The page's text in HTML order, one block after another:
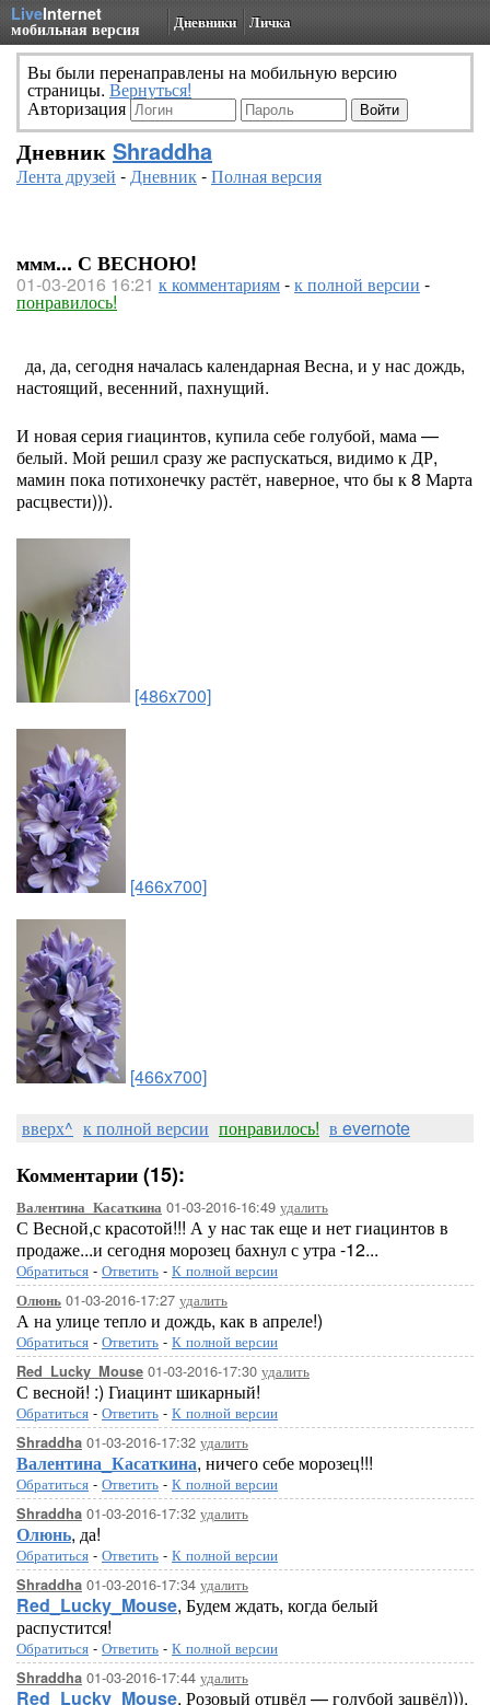
LiveInternet
мобильная версия Дневники Личка
Вы были перенаправлены на мобильную версию
страницы. Вернуться!
Авторизация
Дневник Shraddha
Лента друзей -Дневник-Полная версия
ммм... С ВЕСНОЮ!
01-03-2016 16:21 к комментариям-к полной версии -
понравилось!
да, да, сегодня началась календарная Весна, и у нас дождь,
настоящий, весенний, пахнущий.
И новая серия гиацинтов, купила себе голубой, мама —
белый. Мой решил сразу же распускаться, видимо к ДР,
мамин пока потихонечку растёт, наверное, что бы к 8 Марта
расцвести))).
[486x700]
[466x700]
[466x700]
вверх^ к полной версии понравилось! в evernote
Комментарии (15):
Валентина_Касаткина 01-03-2016-16:49 удалить
С Весной,с красотой!!! А у нас так еще и нет гиацинтов в
продаже...и сегодня морозец бахнул с утра -12...
Обратиться - Ответить - К полной версии
Олюнь 01-03-2016-17:27 удалить
А на улице тепло и дождь, как в апреле!)
Обратиться - Ответить - К полной версии
Red_Lucky_Mouse 01-03-2016-17:30 удалить
С весной! :) Гиацинт шикарный!
Обратиться - Ответить - К полной версии
Shraddha 01-03-2016-17:32 удалить
Валентина_Касаткина, ничего себе морозец!!!
Обратиться - Ответить - К полной версии
Shraddha 01-03-2016-17:32 удалить
Олюнь, да!
Обратиться - Ответить - К полной версии
Shraddha 01-03-2016-17:34 удалить
Red_Lucky_Mouse, Будем ждать, когда белый
распустится!
Обратиться - Ответить - К полной версии
Shraddha 01-03-2016-17:44 удалить
Red_Lucky_Mouse, Розовый отцвёл — голубой зацвёл))).